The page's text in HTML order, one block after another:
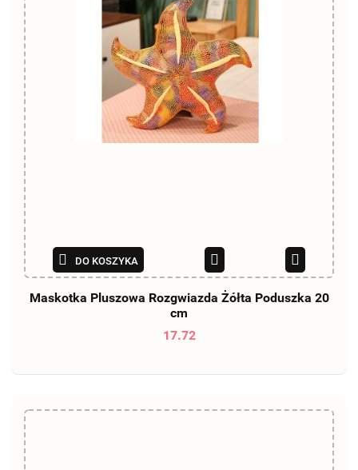
DO KOSZYKA
Maskotka Pluszowa Rozgwiazda Żółta Poduszka 20
cm
17.72